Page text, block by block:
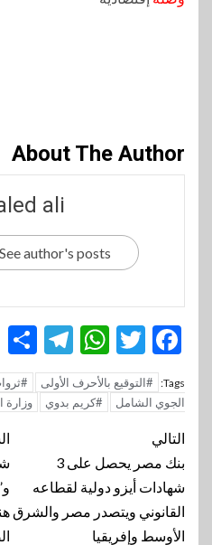
About The Author
ali
See author's posts
Facebook
Twitter
Tags: #التوقيع بالأحرف الأولى
الجوي الشامل
#كريم بدوي وزارة
تنقل
المقالة
التالي
بنك مصر يحصل على 3
شهادات أيزو دولية لقطاعه
القانوني ويتصدر مصر والشرق
الأوسط وإفريقيا